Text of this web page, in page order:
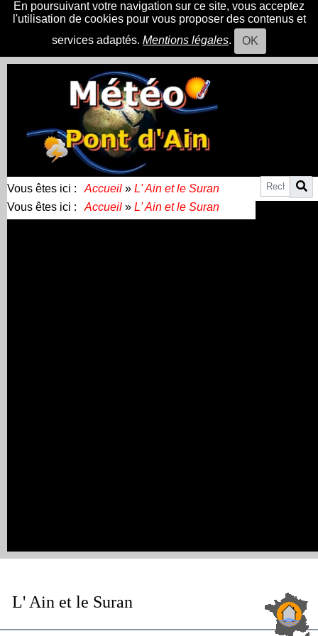
En poursuivant votre navigation sur ce site, vous acceptez
l'utilisation de cookies pour vous proposer des contenus et
services adaptés. Mentions légales. OK
Vous êtes ici : Accueil » L' Ain et le Suran
Vous êtes ici :
Accueil » L' Ain et le Suran
L' Ain et le Suran